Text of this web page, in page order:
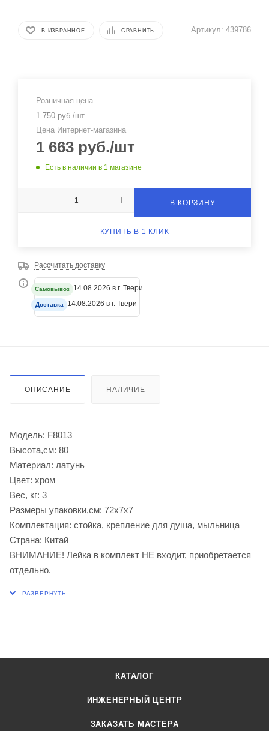
В ИЗБРАННОЕ СРАВНИТЬ Артикул: 439786
Розничная цена
1 750руб./шт
Цена Интернет-магазина
1 663 руб./шт
Есть в наличии в 1 магазине
В КОРЗИНУ
КУПИТЬ В 1 КЛИК
Рассчитать доставку
Самовывоз 14.08.2026 в г. Твери
Доставка 14.08.2026 в г. Твери
ОПИСАНИЕ НАЛИЧИЕ
Модель: F8013
Высота,см: 80
Материал: латунь
Цвет: хром
Вес, кг: 3
Размеры упаковки,см: 72x7x7
Комплектация: стойка, крепление для душа, мыльница
Страна: Китай
ВНИМАНИЕ! Лейка в комплект НЕ входит, приобретается
отдельно.
КАТАЛОГ
ИНЖЕНЕРНЫЙ ЦЕНТР
ЗАКАЗАТЬ МАСТЕРА